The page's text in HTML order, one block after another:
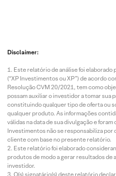
Disclaimer:
Este relatório de análise foi elaborado
(“XP Investimentos ou XP”) de acordo
Resolução CVM 20/2021, tem como
possam auxiliar o investidor a tomar sua
constituindo qualquer tipo de oferta ou
qualquer produto. As informações
válidas na data de sua divulgação e
Investimentos não se responsabiliza por
cliente com base no presente relatório.
Este relatório foi elaborado
produtos de modo a gerar resultados de
investidor.
O(s) signatário(s) deste relatório